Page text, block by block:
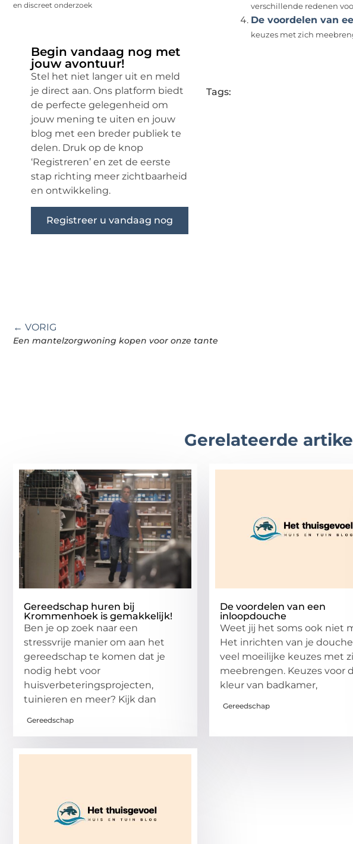
en discreet onderzoek
Begin vandaag nog met
jouw avontuur!
Stel het niet langer uit en meld
je direct aan. Ons platform biedt
de perfecte gelegenheid om
jouw mening te uiten en jouw
blog met een breder publiek te
delen. Druk op de knop
‘Registreren’ en zet de eerste
stap richting meer zichtbaarheid
en ontwikkeling.
Registreer u vandaag nog
verschillende redenen
De voordelen van
keuzes met zich
Tags:
← VORIG
Een mantelzorgwoning kopen voor onze tante
Gerelateerde
Gereedschap huren bij
Krommenhoek is gemakkelijk!
Ben je op zoek naar een
stressvrije manier om aan het
gereedschap te komen dat je
nodig hebt voor
huisverbeteringsprojecten,
tuinieren en meer? Kijk dan
Gereedschap
De voordelen van een
inloopdouche
Weet jij het soms ook niet
Het inrichten van je
veel moeilijke keuzes met
meebrengen. Keuzes voor
kleur van badkamer,
Gereedschap